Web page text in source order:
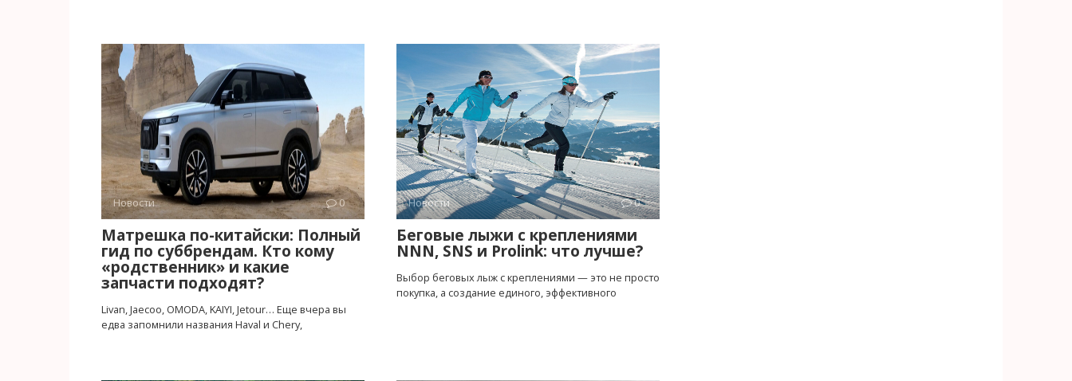
Новости 0
Матрешка по-китайски: Полный
гид по суббрендам. Кто кому
«родственник» и какие
запчасти подходят?
Livan, Jaecoo, OMODA, KAIYI, Jetour… Еще вчера вы
едва запомнили названия Haval и Chery,
Новости 0
Беговые лыжи с креплениями
NNN, SNS и Prolink: что лучше?
Выбор беговых лыж с креплениями — это не просто
покупка, а создание единого, эффективного